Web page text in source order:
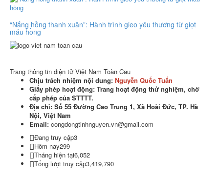
“Nắng hồng thanh xuân”: Hành trình gieo yêu thương từ giọt
máu hồng
Trang thông tin điện tử Việt Nam Toàn Cầu
Chịu trách nhiệm nội dung: Nguyễn Quốc Tuấn
Giấy phép hoạt động: Trang hoạt động thử nghiệm, chờ
cấp phép của STTTT.
Địa chỉ: Số 55 Đường Cao Trung 1, Xã Hoài Đức, TP. Hà
Nội, Việt Nam
Email: congdongtinhnguyen.vn@gmail.com
Đang truy cập3
Hôm nay299
Tháng hiện tại6,052
Tổng lượt truy cập3,419,790